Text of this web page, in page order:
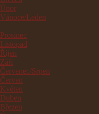
Únor
Vánoce/Leden
Prosinec
Listopad
Říjen
Září
Červenec/Srpen
Červen
Květen
Duben
Březen